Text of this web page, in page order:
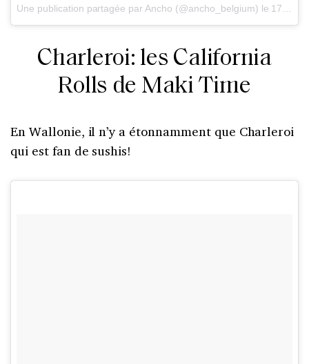
Une publication partagée par Ancho (@ancho_belgium) le 17 Juil. 2018 à 12 :18 PDT
Charleroi: les California
Rolls de Maki Time
En Wallonie, il n’y a étonnamment que Charleroi
qui est fan de sushis!